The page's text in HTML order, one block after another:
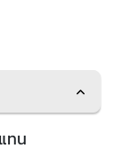
ทน